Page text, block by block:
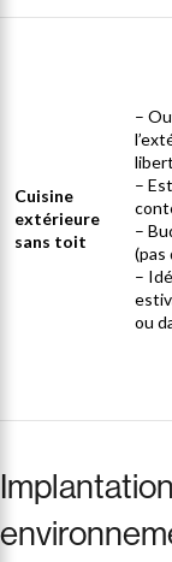
Cuisine
extérieure
sans toit
–
–
–
(pas
–
ou